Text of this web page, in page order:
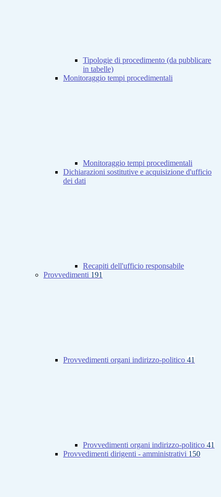
Tipologie di procedimento (da pubblicare
in tabelle)
Monitoraggio tempi procedimentali
Monitoraggio tempi procedimentali
Dichiarazioni sostitutive e acquisizione d'ufficio
dei dati
Recapiti dell'ufficio responsabile
Provvedimenti 191
Provvedimenti organi indirizzo-politico 41
Provvedimenti organi indirizzo-politico 41
Provvedimenti dirigenti - amministrativi 150